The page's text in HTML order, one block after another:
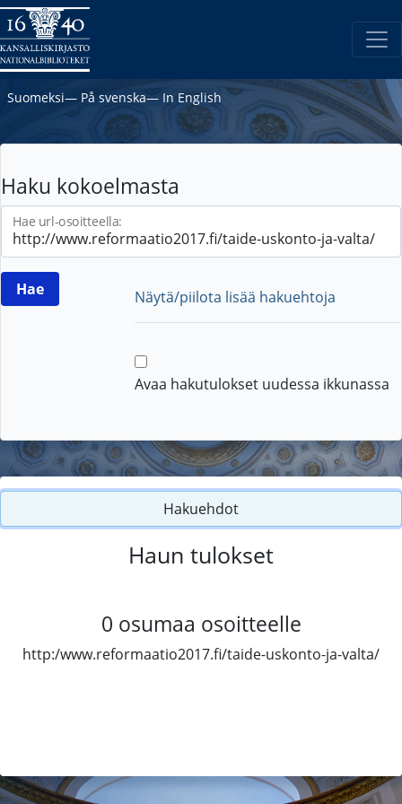
Suomeksi― På svenska― In English
Haku kokoelmasta
Hae url-osoitteella:
Näytä/piilota lisää hakuehtoja
Avaa hakutulokset uudessa ikkunassa
Hakuehdot
Haun tulokset
0 osumaa osoitteelle
http:/www.reformaatio2017.fi/taide-uskonto-ja-valta/